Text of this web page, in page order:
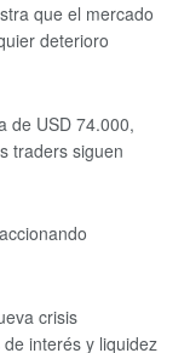
que el mercado
deterioro
de USD 74.000,
traders siguen
crisis
interés y liquidez